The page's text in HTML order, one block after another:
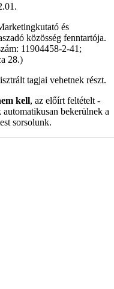
és
közösség fenntartója.
11904458-2-41;
28.)
tagjai vehetnek részt.
kell, az előírt feltételt -
bekerülnek a
sorsolunk.